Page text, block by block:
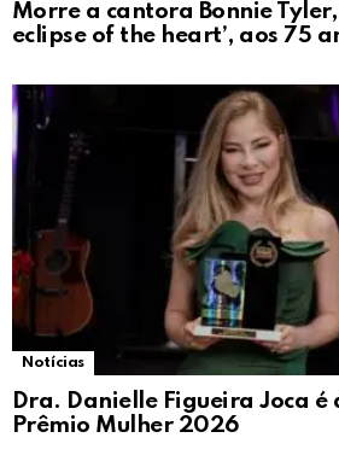
Morre a cantora Bonnie Tyler,
eclipse of the heart’, aos 75
Notícias
Dra. Danielle Figueira Joca é
Prêmio Mulher 2026